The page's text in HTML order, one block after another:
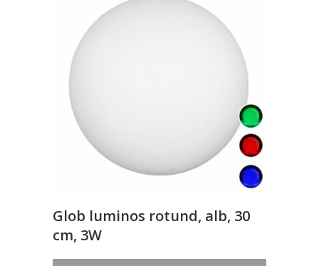
Glob luminos rotund, alb, 30
cm, 3W